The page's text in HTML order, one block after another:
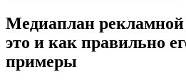
Медиаплан
это и как правильно
примеры